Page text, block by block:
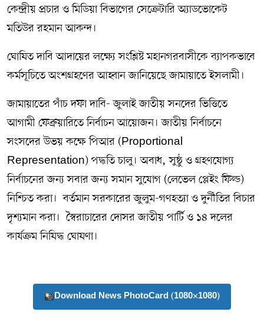
কেন্দ্রীয় প্রচার ও মিডিয়া বিভাগের সেক্রেটারি অ্যাডভোকেট
মতিউর রহমান আকন্দ।
ঘোষিত দাবি আদায়ের লক্ষ্যে সংশ্লিষ্ট মহানগরবাসীকে ব্যাপকভাবে
কর্মসূচিতে অংশগ্রহণের আহ্বান জানিয়েছে জামায়াতে ইসলামী।
জামায়াতের পাঁচ দফা দাবি- জুলাই জাতীয় সনদের ভিত্তিতে
আগামী ফেব্রুয়ারিতে নির্বাচন আয়োজন। জাতীয় নির্বাচনে
সংসদের উভয় কক্ষে পিআর (Proportional
Representation) পদ্ধতি চালু। অবাধ, সুষ্ঠু ও গ্রহণযোগ্য
নির্বাচনের জন্য সবার জন্য সমান সুযোগ (লেভেল প্লেইং ফিল্ড)
নিশ্চিত করা। বর্তমান সরকারের জুলুম-গণহত্যা ও দুর্নীতির বিচার
দৃশ্যমান করা। স্বৈরাচারের দোসর জাতীয় পার্টি ও ১৪ দলের
কার্যক্রম নিষিদ্ধ ঘোষণা।
Download News PhotoCard (1080×1080)